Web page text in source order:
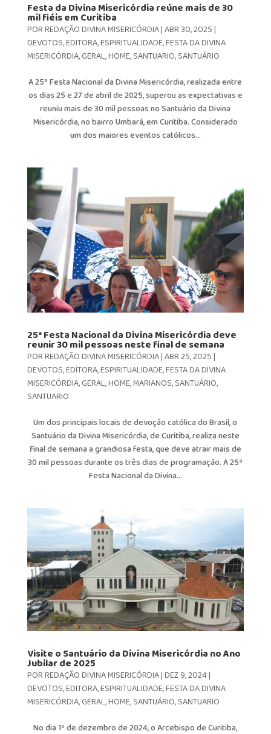
Festa da Divina Misericórdia reúne mais de 30
mil fiéis em Curitiba
PORREDAÇÃO DIVINA MISERICÓRDIA|ABR 30, 2025|
DEVOTOS,EDITORA,ESPIRITUALIDADE,FESTA DA DIVINA
MISERICÓRDIA,GERAL,HOME,SANTUARIO,SANTUÁRIO
A 25ª Festa Nacional da Divina Misericórdia, realizada entre
os dias 25 e 27 de abril de 2025, superou as expectativas e
reuniu mais de 30 mil pessoas no Santuário da Divina
Misericórdia, no bairro Umbará, em Curitiba. Considerado
um dos maiores eventos católicos...
25ª Festa Nacional da Divina Misericórdia deve
reunir 30 mil pessoas neste final de semana
PORREDAÇÃO DIVINA MISERICÓRDIA|ABR 25, 2025|
DEVOTOS,EDITORA,ESPIRITUALIDADE,FESTA DA DIVINA
MISERICÓRDIA,GERAL,HOME,MARIANOS,SANTUÁRIO,
SANTUARIO
Um dos principais locais de devoção católica do Brasil, o
Santuário da Divina Misericórdia, de Curitiba, realiza neste
final de semana a grandiosa festa, que deve atrair mais de
30 mil pessoas durante os três dias de programação. A 25ª
Festa Nacional da Divina...
Visite o Santuário da Divina Misericórdia no Ano
Jubilar de 2025
PORREDAÇÃO DIVINA MISERICÓRDIA|DEZ 9, 2024|
DEVOTOS,EDITORA,ESPIRITUALIDADE,FESTA DA DIVINA
MISERICÓRDIA,GERAL,HOME,SANTUÁRIO,SANTUARIO
No dia 1º de dezembro de 2024, o Arcebispo de Curitiba,